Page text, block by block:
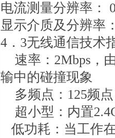
电流测量分辨率：
显示介质及分辨率
4．3无线通信技术
速率：2Mbps，
输中的碰撞现象
多频点：125频
超小型：内置
低功耗：当工作